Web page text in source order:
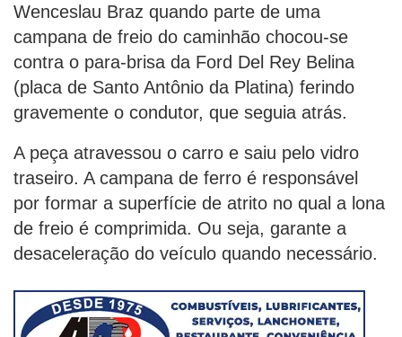
Wenceslau Braz quando parte de uma
campana de freio do caminhão chocou-se
contra o para-brisa da Ford Del Rey Belina
(placa de Santo Antônio da Platina) ferindo
gravemente o condutor, que seguia atrás.
A peça atravessou o carro e saiu pelo vidro
traseiro. A campana de ferro é responsável
por formar a superfície de atrito no qual a lona
de freio é comprimida. Ou seja, garante a
desaceleração do veículo quando necessário.